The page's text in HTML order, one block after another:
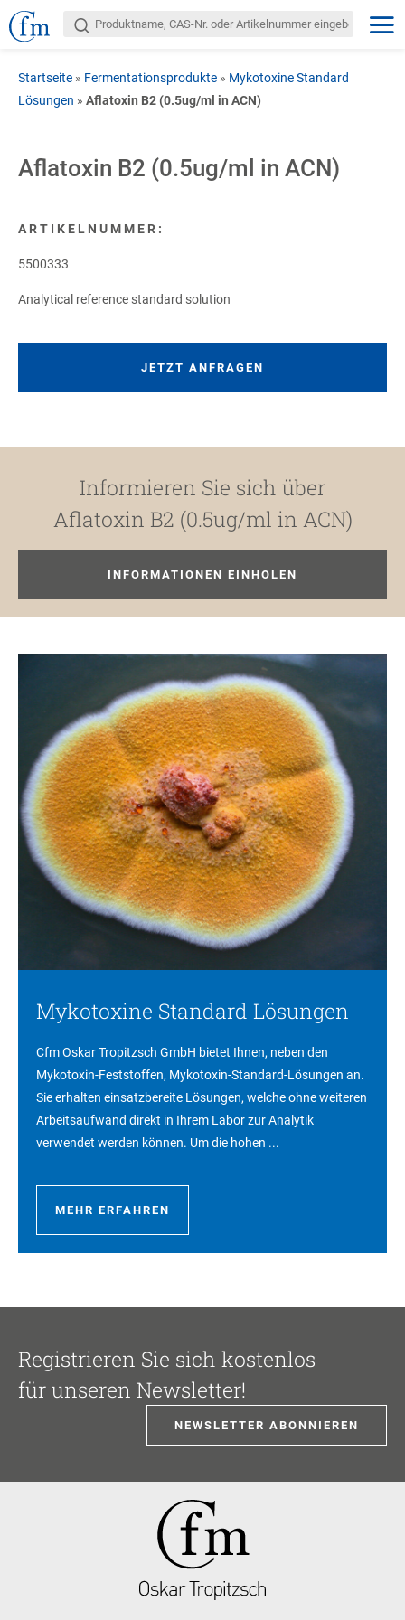
Startseite » Fermentationsprodukte » Mykotoxine Standard
Lösungen » Aflatoxin B2 (0.5ug/ml in ACN)
Aflatoxin B2 (0.5ug/ml in ACN)
ARTIKELNUMMER:
5500333
Analytical reference standard solution
JETZT ANFRAGEN
Informieren Sie sich über
Aflatoxin B2 (0.5ug/ml in ACN)
INFORMATIONEN EINHOLEN
Mykotoxine Standard Lösungen
Cfm Oskar Tropitzsch GmbH bietet Ihnen, neben den
Mykotoxin-Feststoffen, Mykotoxin-Standard-Lösungen an.
Sie erhalten einsatzbereite Lösungen, welche ohne weiteren
Arbeitsaufwand direkt in Ihrem Labor zur Analytik
verwendet werden können. Um die hohen ...
MEHR ERFAHREN
Registrieren Sie sich kostenlos
für unseren Newsletter!
NEWSLETTER ABONNIEREN